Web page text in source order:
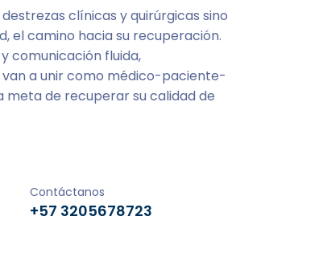
clínicas y quirúrgicas sino
el camino hacia su recuperación.
comunicación fluida,
a unir como médico-paciente-
meta de recuperar su calidad de
Contáctanos
+57 3205678723